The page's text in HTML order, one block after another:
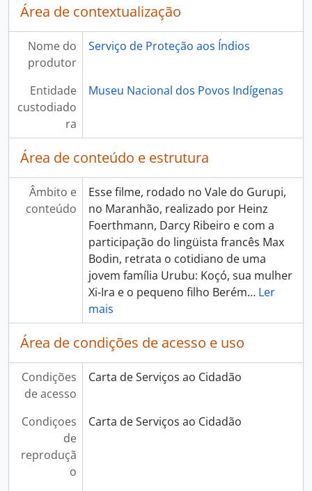
Área de contextualização
Nome do
produtor
Serviço de Proteção aos Índios
Entidade
custodiado
ra
Museu Nacional dos Povos Indígenas
Área de conteúdo e estrutura
Âmbito e
conteúdo
Esse filme, rodado no Vale do Gurupi,
no Maranhão, realizado por Heinz
Foerthmann, Darcy Ribeiro e com a
participação do lingüista francês Max
Bodin, retrata o cotidiano de uma
jovem família Urubu: Koçó, sua mulher
Xi-Ira e o pequeno filho Berém… Ler
mais
Área de condições de acesso e uso
Condições
de acesso
Carta de Serviços ao Cidadão
Condiçoes
de
reproduçã
o
Carta de Serviços ao Cidadão